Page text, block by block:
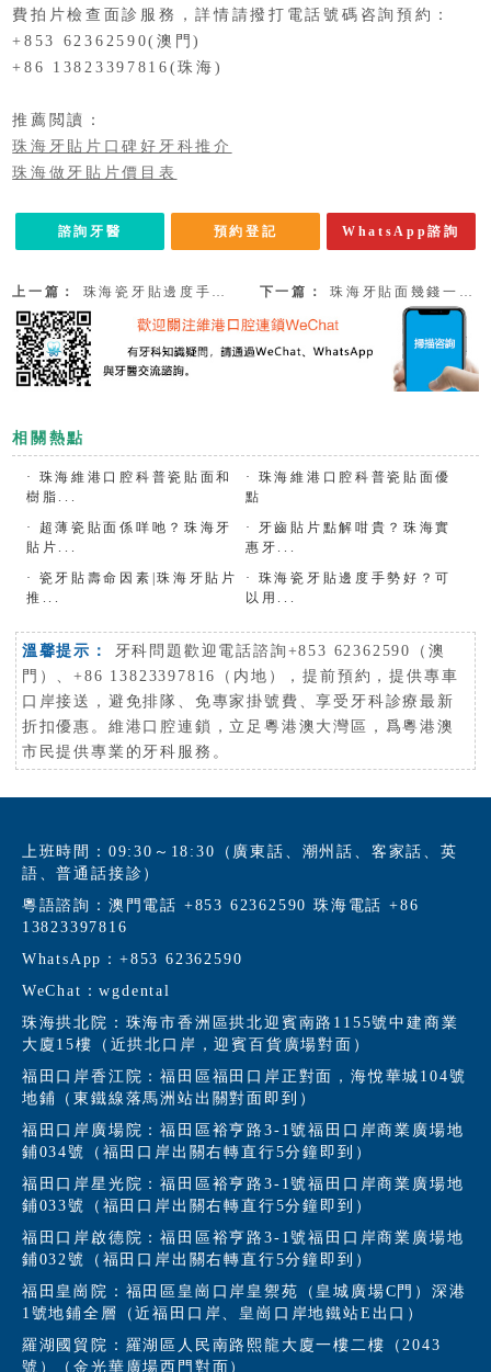
費拍片檢查面診服務，詳情請撥打電話號碼咨詢預約：
+853 62362590(澳門)
+86 13823397816(珠海)
推薦閲讀：
珠海牙貼片口碑好牙科推介
珠海做牙貼片價目表
諮詢牙醫 預約登記 WhatsApp諮詢
上一篇： 珠海瓷牙貼邊度手勢好？可以用幾耐？珠海瓷牙貼價錢 下一篇： 珠海牙貼面幾錢一隻？美加牙貼面幾錢？
相關熱點
·
珠海維港口腔科普瓷貼面和
樹脂...
·
珠海維港口腔科普瓷貼面優
點
·
超薄瓷貼面係咩吔？珠海牙
貼片...
·
牙齒貼片點解咁貴？珠海實
惠牙...
·
瓷牙貼壽命因素|珠海牙貼片
推...
·
珠海瓷牙貼邊度手勢好？可
以用...
溫馨提示：
牙科問題歡迎電話諮詢+853 62362590（澳
門）、+86 13823397816（内地），提前預約，提供專車
口岸接送，避免排隊、免專家掛號費、享受牙科診療最新
折扣優惠。維港口腔連鎖，立足粵港澳大灣區，爲粵港澳
市民提供專業的牙科服務。
上班時間：09:30～18:30（廣東話、潮州話、客家話、英
語、普通話接診）
粵語諮詢：澳門電話 +853 62362590 珠海電話 +86
13823397816
WhatsApp：+853 62362590
WeChat：wgdental
珠海拱北院：珠海市香洲區拱北迎賓南路1155號中建商業
大廈15樓（近拱北口岸，迎賓百貨廣場對面）
福田口岸香江院：福田區福田口岸正對面，海悅華城104號
地鋪（東鐵線落馬洲站出關對面即到）
福田口岸廣場院：福田區裕亨路3-1號福田口岸商業廣場地
鋪034號（福田口岸出關右轉直行5分鐘即到）
福田口岸星光院：福田區裕亨路3-1號福田口岸商業廣場地
鋪033號（福田口岸出關右轉直行5分鐘即到）
福田口岸啟德院：福田區裕亨路3-1號福田口岸商業廣場地
鋪032號（福田口岸出關右轉直行5分鐘即到）
福田皇崗院：福田區皇崗口岸皇禦苑（皇城廣場C門）深港
1號地鋪全層（近福田口岸、皇崗口岸地鐵站E出口）
羅湖國貿院：羅湖區人民南路熙龍大廈一樓二樓（2043
號）（金光華廣場西門對面）